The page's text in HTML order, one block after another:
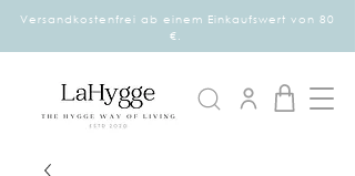
Versandkostenfrei ab einem Einkaufswert von 80
€.